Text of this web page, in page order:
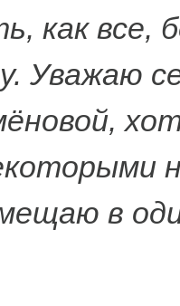
как все,
Уважаю
в